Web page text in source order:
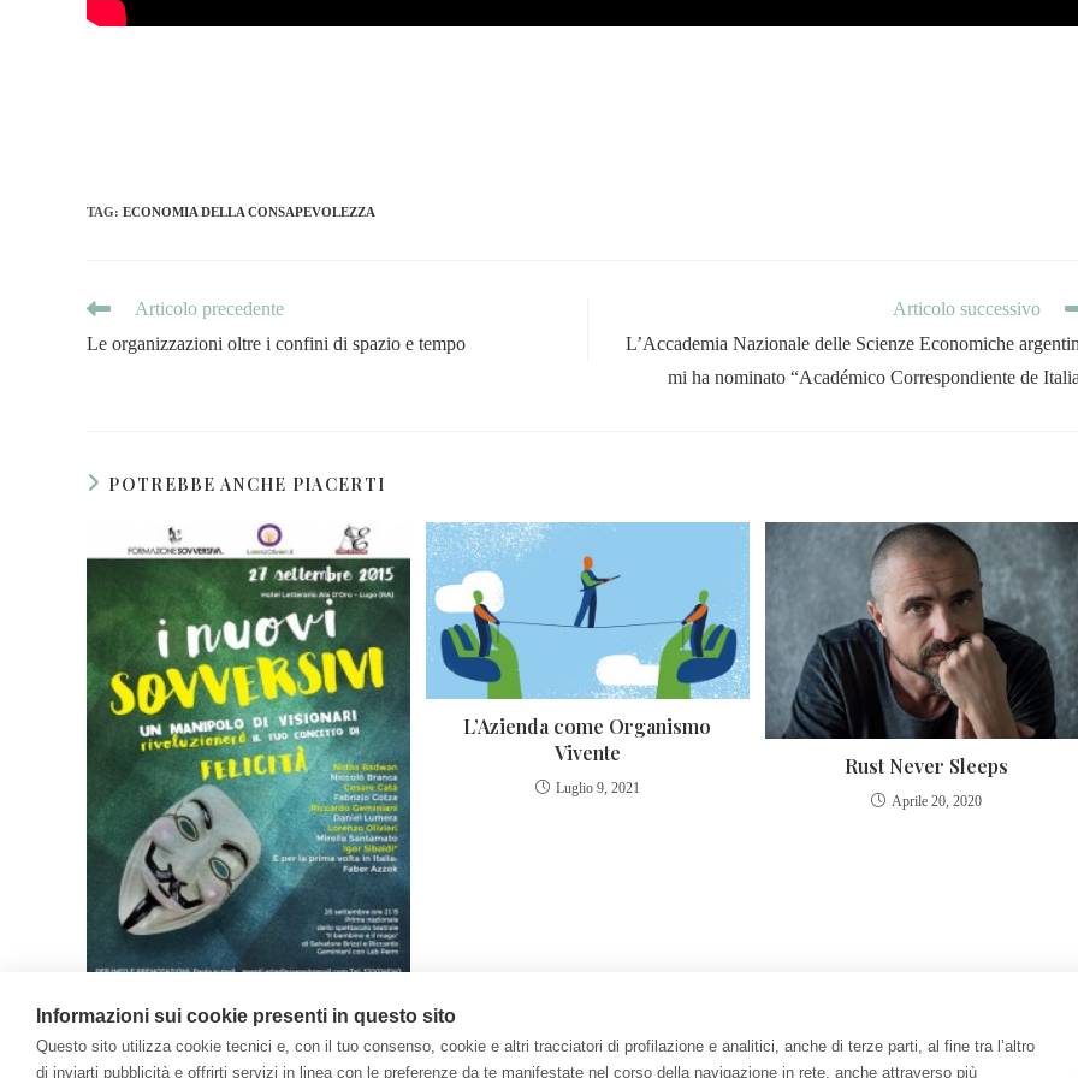
TAG: ECONOMIA DELLA CONSAPEVOLEZZA
Articolo precedente
Le organizzazioni oltre i confini di spazio e tempo
Articolo successivo
L’Accademia Nazionale delle Scienze Economiche
mi ha nominato “Académico Correspondiente de
POTREBBE ANCHE PIACERTI
Una giornata dedicata alle figure
evocative di un nuovo corso
Dicembre 1, 2015
L’Azienda come Organismo
Vivente
Luglio 9, 2021
Rust Never Sleeps
Aprile 20, 2020
Informazioni sui cookie presenti in questo sito
Questo sito utilizza cookie tecnici e, con il tuo consenso, cookie e altri tracciatori di profilazione e analitici, anche di terze parti, al fine tra l’altro
di inviarti pubblicità e offrirti servizi in linea con le preferenze da te manifestate nel corso della navigazione in rete, anche attraverso più